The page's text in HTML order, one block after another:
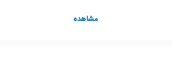
مشاهدهکانال